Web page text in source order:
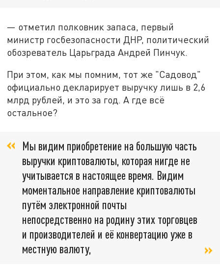
— отметил полковник запаса, первый
министр госбезопасности ДНР, политический
обозреватель Царьграда Андрей Пинчук.
При этом, как мы помним, тот же "Садовод"
официально декларирует выручку лишь в 2,6
млрд рублей, и это за год. А где всё
остальное?
Мы видим приобретение на большую часть
выручки криптовалюты, которая нигде не
учитывается в настоящее время. Видим
моментальное направление криптовалюты
путём электронной почты
непосредственно на родину этих торговцев
и производителей и её конвертацию уже в
местную валюту,